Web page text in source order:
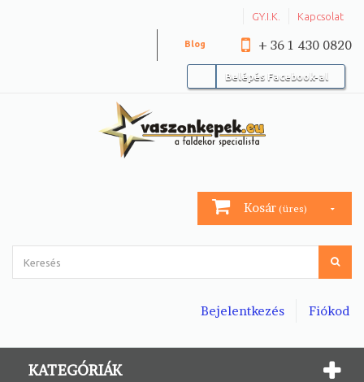
GY.I.K. Kapcsolat
+ 36 1 430 0820
Blog
Belépés Facebook-al
Kosár (üres)
Fiókod
Bejelentkezés
KATEGÓRIÁK